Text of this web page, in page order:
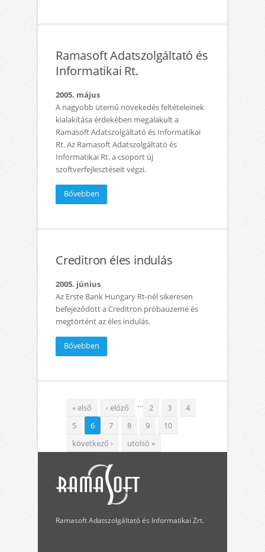
Ramasoft Adatszolgáltató és
Informatikai Rt.
2005. május
A nagyobb ütemű növekedés feltételeinek
kialakítása érdekében megalakult a
Ramasoft Adatszolgáltató és Informatikai
Rt. Az Ramasoft Adatszolgáltató és
Informatikai Rt. a csoport új
szoftverfejlesztéseit végzi.
Bővebben
Creditron éles indulás
2005. június
Az Erste Bank Hungary Rt-nél sikeresen
befejeződött a Creditron próbaüzeme és
megtörtént az éles indulás.
Bővebben
Oldalak
« első ‹ előző … 2 3
4
5
6 7 8 9
10
következő ›
utolsó »
Ramasoft Adatszolgáltató és Informatikai Zrt.